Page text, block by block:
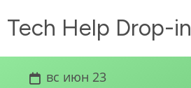
Tech Help Drop-in
вс июн 23